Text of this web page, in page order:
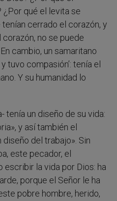
qué el levita se
cerrado el corazón, y
no se puede
cambio, un samaritano
tuvo compasión’: tenía el
Y su humanidad lo
tenía un diseño de su vida:
y así también el
del trabajo». Sin
este pecador, el
escribir la vida por Dios: ha
porque el Señor le ha
pobre hombre, herido,